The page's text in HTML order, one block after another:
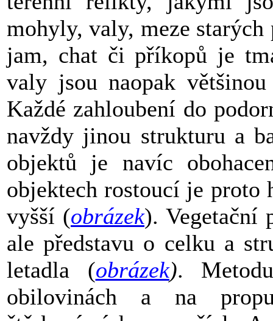
mohyly, valy, meze
jam, chat či příkopů je
valy jsou naopak
Každé zahloubení do
navždy jinou strukturu a
objektů je navíc
objektech rostoucí je proto
vyšší (obrázek). Vegetační
ale představu o celku a
letadla (obrázek).
obilovinách a na